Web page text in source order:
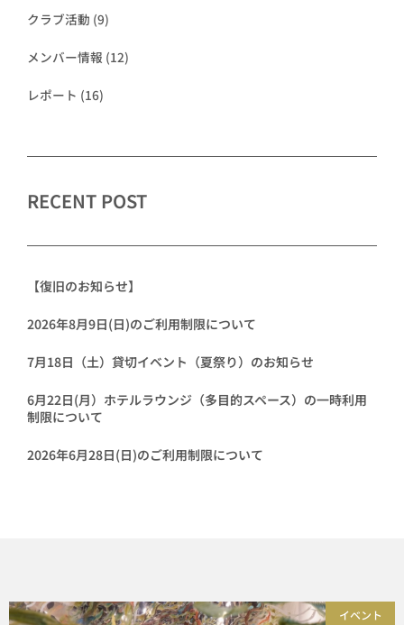
クラブ活動 (9)
メンバー情報 (12)
レポート (16)
RECENT POST
【復旧のお知らせ】
2026年8月9日(日)のご利用制限について
7月18日（土）貸切イベント（夏祭り）のお知らせ
6月22日(月）ホテルラウンジ（多目的スペース）の一時利用
制限について
2026年6月28日(日)のご利用制限について
イベント